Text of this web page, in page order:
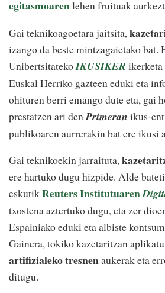
egitasmoarenlehen fruituak
Gai teknikoagoetara jaitsita,
izango da beste mintzagaietako
UnibertsitatekoIKUSIKER
Euskal Herriko gazteen eduki eta
ohituren berri emango dute eta, gai
prestatzen ari den Primeran ikus-
publikoaren aurrerakin bat ere ikusi
Gai teknikoekin jarraituta,
ere hartuko dugu hizpide. Alde
eskutikReuters Institutuaren
txostena aztertuko dugu, eta zer
Espainiako eduki eta albiste
Gainera, tokiko kazetaritzan
artifizialeko tresnenaukerak eta
ditugu.